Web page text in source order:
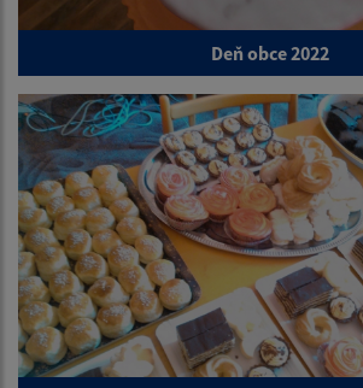
Deň obce 2022